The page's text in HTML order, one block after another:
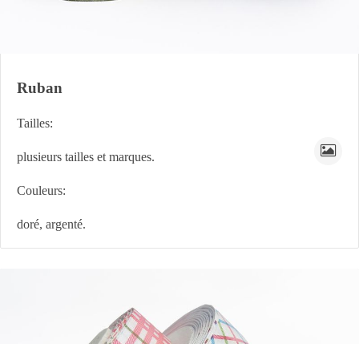
Ruban
Tailles:
plusieurs tailles et marques.
Couleurs:
doré, argenté.